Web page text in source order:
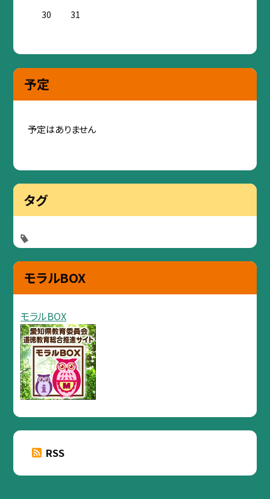
30
31
予定
予定はありません
タグ
モラルBOX
モラルBOX
RSS